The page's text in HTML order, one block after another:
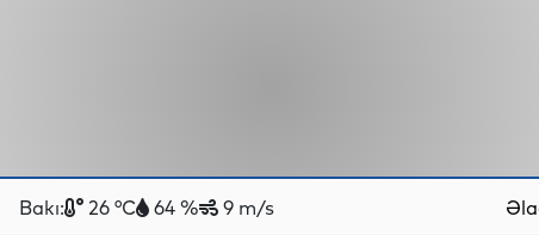
Bakı: 26 °C 64 % 9 m/s